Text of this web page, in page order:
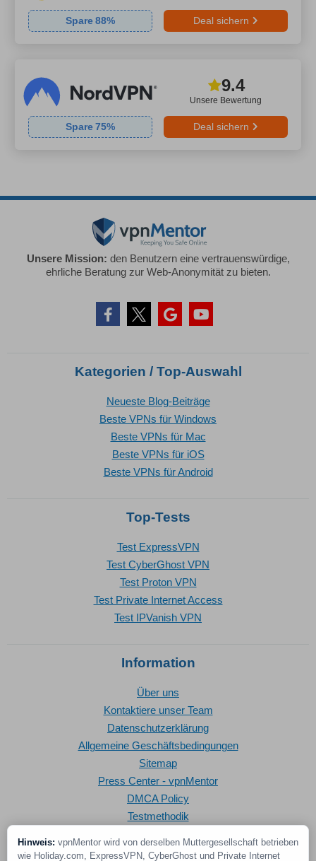
Spare88% Deal sichern
Unsere Bewertung
9.4
Spare75% Deal sichern
Unsere Mission: den Benutzern eine vertrauenswürdige,
ehrliche Beratung zur Web-Anonymität zu bieten.
Kategorien / Top-Auswahl
Neueste Blog-Beiträge
Beste VPNs für Windows
Beste VPNs für Mac
Beste VPNs für iOS
Beste VPNs für Android
Top-Tests
Test ExpressVPN
Test CyberGhost VPN
Test Proton VPN
Test Private Internet Access
Test IPVanish VPN
Information
Über uns
Kontaktiere unser Team
Datenschutzerklärung
Allgemeine Geschäftsbedingungen
Sitemap
Press Center - vpnMentor
DMCA Policy
Testmethodik
Hinweis: vpnMentor wird von derselben Muttergesellschaft betrieben
wie Holiday.com, ExpressVPN, CyberGhost und Private Internet